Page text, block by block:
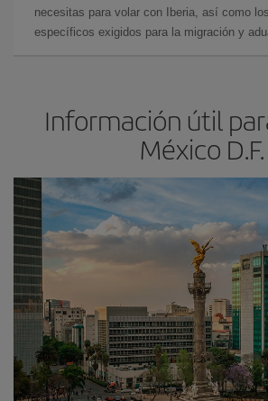
necesitas para volar con Iberia, así como
específicos exigidos para la migración y
Información útil
México D.F.